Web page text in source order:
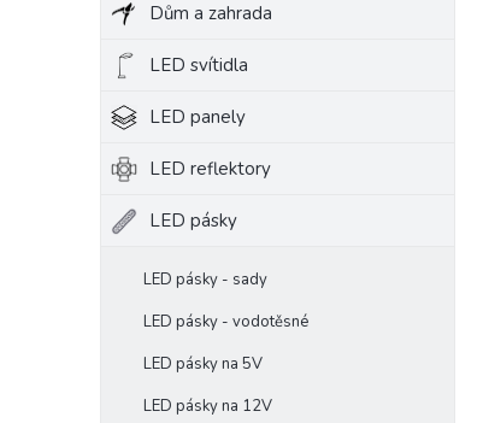
p
Dům a zahrada
LED svítidla
LED panely
LED reflektory
LED pásky
LED pásky - sady
LED pásky - vodotěsné
LED pásky na 5V
LED pásky na 12V